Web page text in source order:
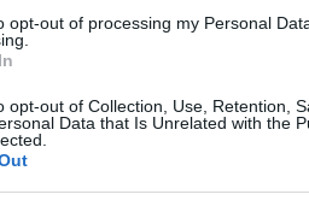
opt-out of processing my Personal
opt-out of Collection, Use, Retention,
Data that Is Unrelated with the
07:30- 11:30